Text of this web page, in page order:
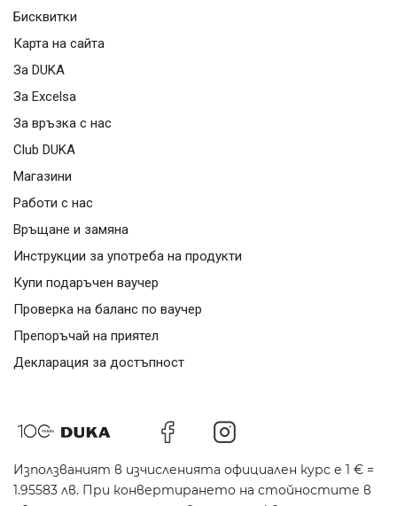
Бисквитки
Карта на сайта
За DUKA
За Excelsa
За връзка с нас
Club DUKA
Магазини
Работи с нас
Връщане и замяна
Инструкции за употреба на продукти
Купи подаръчен ваучер
Проверка на баланс по ваучер
Препоръчай на приятел
Декларация за достъпност
Използваният в изчисленията официален курс е 1 € =
1.95583 лв. При конвертирането на стойностите в